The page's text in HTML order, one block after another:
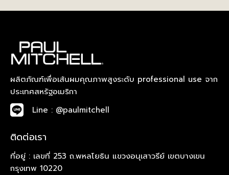
ผลิตภัณฑ์เพื่อเส้นผมคุณภาพสูงระดับ professional use จาก
ประเทศสหรัฐอเมริกา
Line : @paulmitchell
ติดต่อเรา
ที่อยู่ : เลขที่ 253 ถ.พหลโยธิน แขวงอนุเสาวรีย์ เขตบางเขน
กรุงเทพ 10220